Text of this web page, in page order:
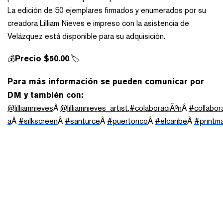
La edición de 50 ejemplares firmados y enumerados por su
creadora Lilliam Nieves e impreso con la asistencia de
Velázquez está disponible para su adquisición.
💰Precio $50.00.🏷
Para más información se pueden comunicar por
DM y también con:
@lilliamnievesÂ@lilliamnieves_artist,#colaboraciÃ³nÂ
aÂ #silkscreenÂ #santurceÂ #puertoricoÂ #elcaribeÂ